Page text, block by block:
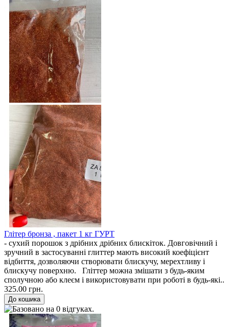
Глітер бронза , пакет 1 кг ГУРТ
- сухий порошок з дрібних дрібних блискіток. Довговічний і
зручний в застосуванні глиттер мають високий коефіцієнт
відбиття, дозволяючи створювати блискучу, мерехтливу і
блискучу поверхню. Гліттер можна змішати з будь-яким
сполучною або клеєм і використовувати при роботі в будь-які..
325.00 грн.